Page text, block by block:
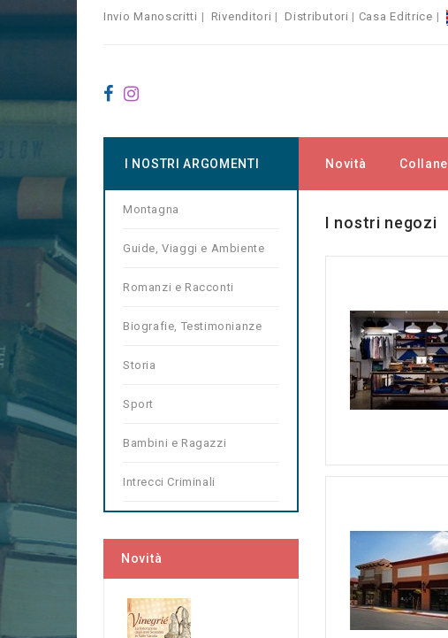
Invio Manoscritti | Rivenditori | Distributori | Casa Editrice |
Novità Collane
I NOSTRI ARGOMENTI
Montagna
Guide, Viaggi e Ambiente
Romanzi e Racconti
Biografie, Testimonianze
Storia
Sport
Bambini e Ragazzi
Intrecci Criminali
Novità
I nostri negozi